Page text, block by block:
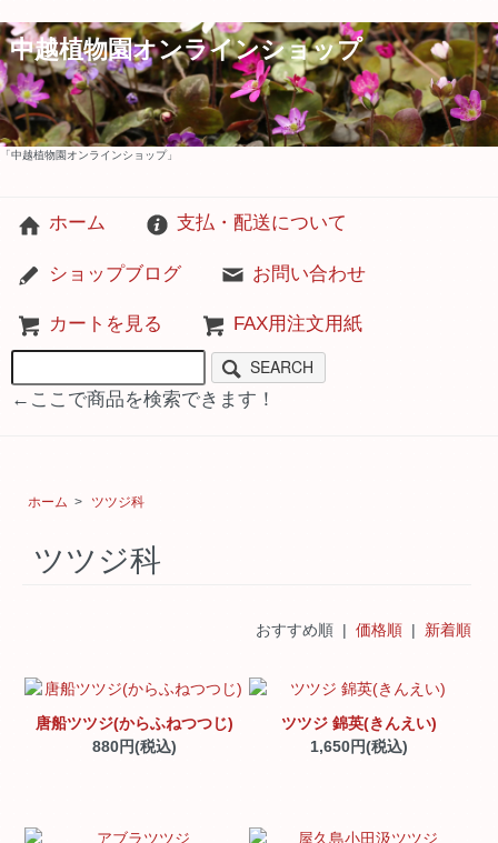
中越植物園オンラインショップ
「中越植物園オンラインショップ」
ホーム 支払・配送について
ショップブログ お問い合わせ
カートを見る FAX用注文用紙
SEARCH
←ここで商品を検索できます！
ホーム > ツツジ科
ツツジ科
おすすめ順 | 価格順| 新着順
唐船ツツジ(からふねつつじ)
880円(税込)
ツツジ 錦英(きんえい)
1,650円(税込)